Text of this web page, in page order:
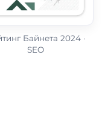
Байнета 2024 ·
SEO